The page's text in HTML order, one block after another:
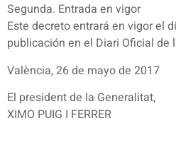
Segunda. Entrada en vigor
Este decreto entrará en vigor el
publicación en el Diari Oficial de
València, 26 de mayo de 2017
El president de la Generalitat,
XIMO PUIG I FERRER